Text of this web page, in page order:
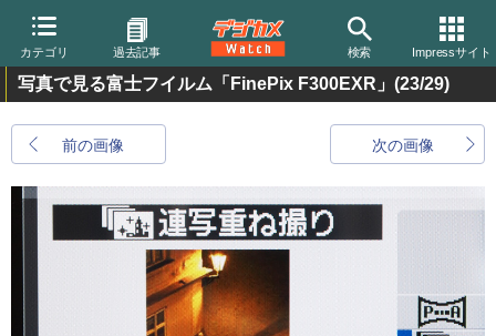
カテゴリ 過去記事 検索 Impressサイト
写真で見る富士フイルム「FinePix F300EXR」 (23/29)
前の画像 次の画像